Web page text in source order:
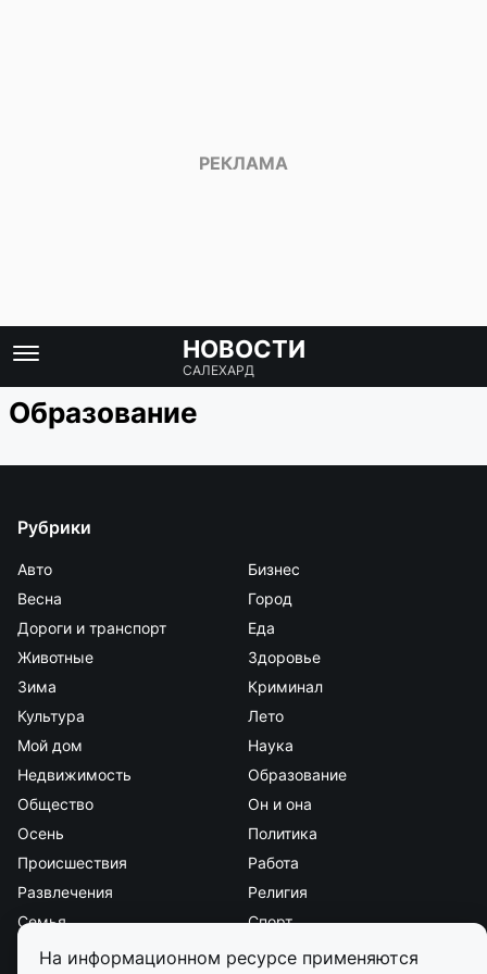
На информационном ресурсе применяются
НОВОСТИ
САЛЕХАРД
Образование
Рубрики
Авто
Бизнес
Весна
Город
Дороги и транспорт
Еда
Животные
Здоровье
Зима
Криминал
Культура
Лето
Мой дом
Наука
Недвижимость
Образование
Общество
Он и она
Осень
Политика
Происшествия
Работа
Развлечения
Религия
Семья
Спорт
Стиль и красота
Страна и мир